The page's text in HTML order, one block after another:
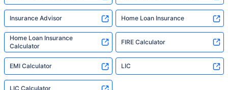
Insurance Advisor Home Loan Insurance
Home Loan Insurance
Calculator
FIRE Calculator
EMI Calculator LIC
LIC Calculator